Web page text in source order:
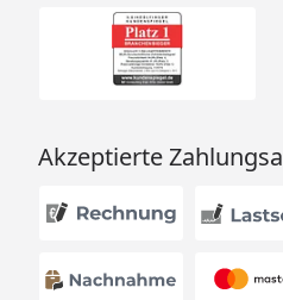
Akzeptierte